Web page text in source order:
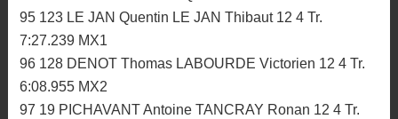
95 123 LE JAN Quentin LE JAN Thibaut 12 4 Tr.
7:27.239 MX1
96 128 DENOT Thomas LABOURDE Victorien 12 4 Tr.
6:08.955 MX2
97 19 PICHAVANT Antoine TANCRAY Ronan 12 4 Tr.